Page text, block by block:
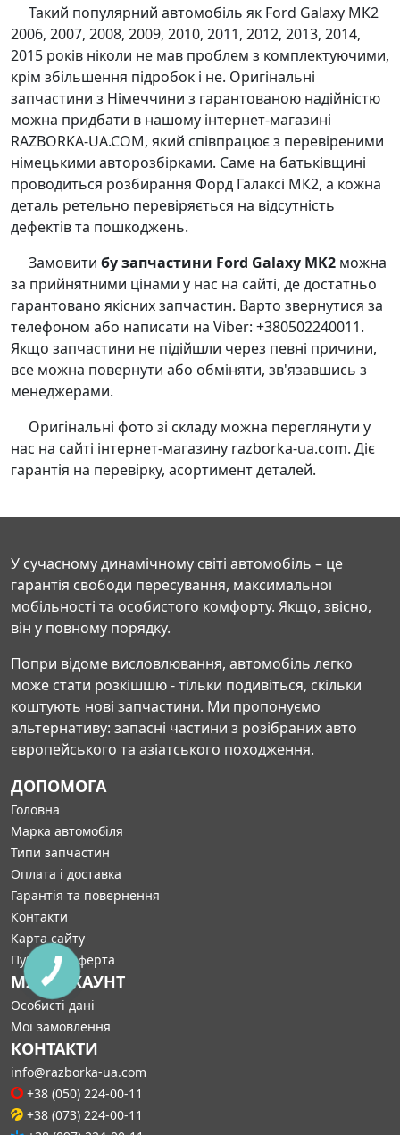
Такий популярний автомобіль як Ford Galaxy МК2
2006, 2007, 2008, 2009, 2010, 2011, 2012, 2013, 2014,
2015 років ніколи не мав проблем з комплектуючими,
крім збільшення підробок і не. Оригінальні
запчастини з Німеччини з гарантованою надійністю
можна придбати в нашому інтернет-магазині
RAZBORKA-UA.COM, який співпрацює з перевіреними
німецькими авторозбірками. Саме на батьківщині
проводиться розбирання Форд Галаксі МК2, а кожна
деталь ретельно перевіряється на відсутність
дефектів та пошкоджень.
Замовити бу запчастини Ford Galaxy MK2 можна
за прийнятними цінами у нас на сайті, де достатньо
гарантовано якісних запчастин. Варто звернутися за
телефоном або написати на Viber: +380502240011.
Якщо запчастини не підійшли через певні причини,
все можна повернути або обміняти, зв'язавшись з
менеджерами.
Оригінальні фото зі складу можна переглянути у
нас на сайті інтернет-магазину razborka-ua.com. Діє
гарантія на перевірку, асортимент деталей.
У сучасному динамічному світі автомобіль – це
гарантія свободи пересування, максимальної
мобільності та особистого комфорту. Якщо, звісно,
він у повному порядку.
Попри відоме висловлювання, автомобіль легко
може стати розкішшю - тільки подивіться, скільки
коштують нові запчастини. Ми пропонуємо
альтернативу: запасні частини з розібраних авто
європейського та азіатського походження.
ДОПОМОГА
Головна
Марка автомобіля
Типи запчастин
Оплата і доставка
Гарантія та повернення
Контакти
Карта сайту
Публічна оферта
МІЙ АККАУНТ
Особисті дані
Мої замовлення
КОНТАКТИ
info@razborka-ua.com
+38 (050) 224-00-11
+38 (073) 224-00-11